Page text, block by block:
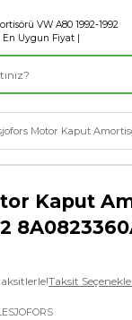
Motor Kaput
Kaput
Taksit